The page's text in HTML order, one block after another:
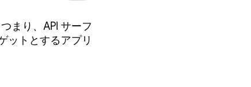
まり、API サーフ
ットとするアプリ